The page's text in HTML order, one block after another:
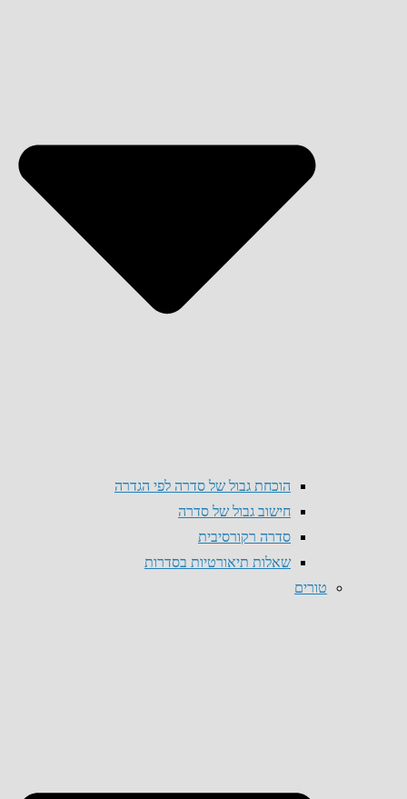
הוכחת גבול של סדרה לפי הגדרה
חישוב גבול של סדרה
סדרה רקורסיבית
שאלות תיאורטיות בסדרות
טורים